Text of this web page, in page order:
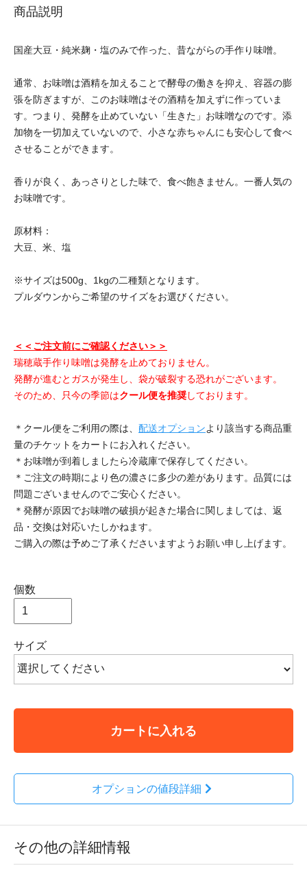
商品説明
国産大豆・純米麹・塩のみで作った、昔ながらの手作り味噌。
通常、お味噌は酒精を加えることで酵母の働きを抑え、容器の膨
張を防ぎますが、このお味噌はその酒精を加えずに作っていま
す。つまり、発酵を止めていない「生きた」お味噌なのです。添
加物を一切加えていないので、小さな赤ちゃんにも安心して食べ
させることができます。
香りが良く、あっさりとした味で、食べ飽きません。一番人気の
お味噌です。
原材料：
大豆、米、塩
※サイズは500g、1kgの二種類となります。
プルダウンからご希望のサイズをお選びください。
＜＜ご注文前にご確認ください＞＞
瑞穂蔵手作り味噌は発酵を止めておりません。
発酵が進むとガスが発生し、袋が破裂する恐れがございます。
そのため、只今の季節はクール便を推奨しております。
＊クール便をご利用の際は、 配送オプションより該当する商品重
量のチケットをカートにお入れください。
＊お味噌が到着しましたら冷蔵庫で保存してください。
＊ご注文の時期により色の濃さに多少の差があります。品質には
問題ございませんのでご安心ください。
＊発酵が原因でお味噌の破損が起きた場合に関しましては、返
品・交換は対応いたしかねます。
ご購入の際は予めご了承くださいますようお願い申し上げます。
個数
サイズ
カートに入れる
オプションの値段詳細
その他の詳細情報